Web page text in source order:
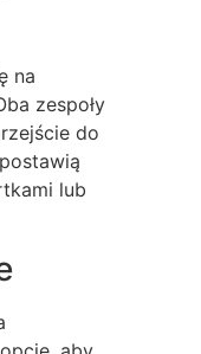
na
zespoły
do
lub